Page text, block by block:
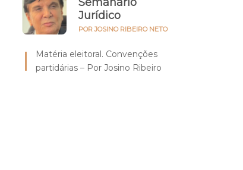
Jurídico
POR JOSINO RIBEIRO NETO
Matéria eleitoral. Convenções
partidárias – Por Josino Ribeiro